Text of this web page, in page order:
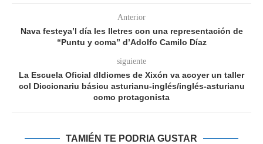
Anterior
Nava festeya’l día les lletres con una representación de
“Puntu y coma” d’Adolfo Camilo Díaz
siguiente
La Escuela Oficial dIdiomes de Xixón va acoyer un taller
col Diccionariu básicu asturianu-inglés/inglés-asturianu
como protagonista
TAMIÉN TE PODRIA GUSTAR